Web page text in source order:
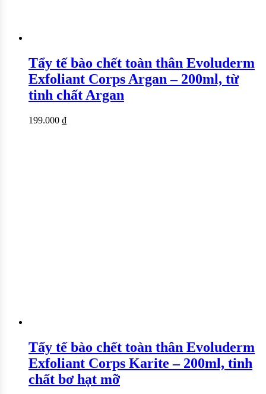
Tẩy tế bào chết toàn thân Evoluderm
Exfoliant Corps Argan – 200ml, từ
tinh chất Argan
199.000 ₫
Tẩy tế bào chết toàn thân Evoluderm
Exfoliant Corps Karite – 200ml, tinh
chất bơ hạt mỡ